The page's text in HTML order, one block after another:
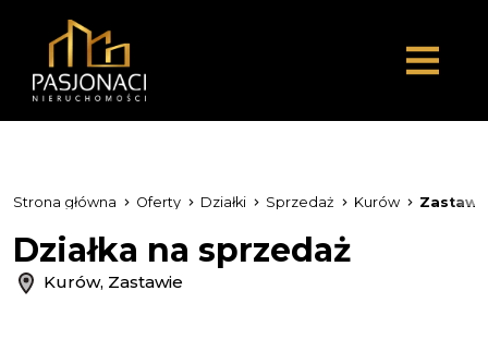
Strona główna Oferty Działki Sprzedaż Kurów
Działka na sprzedaż
Kurów, Zastawie